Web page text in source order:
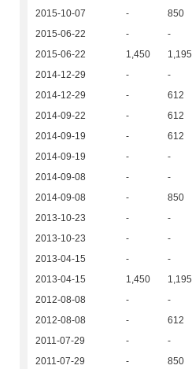
2015-10-07
- 850
2015-06-22
- -
2015-06-22
1,450 1,195
2014-12-29
- -
2014-12-29
- 612
2014-09-22
- 612
2014-09-19
- 612
2014-09-19
- -
2014-09-08
- -
2014-09-08
- 850
2013-10-23
- -
2013-10-23
- -
2013-04-15
- -
2013-04-15
1,450 1,195
2012-08-08
- -
2012-08-08
- 612
2011-07-29
- -
2011-07-29
- 850